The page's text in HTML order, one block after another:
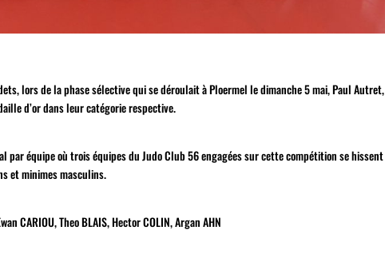
lors de la phase sélective qui se déroulait à Ploermel le dimanche 5 mai, Paul Autret,
d’or dans leur catégorie respective.
par équipe où trois équipes du Judo Club 56 engagées sur cette compétition se hissent
et minimes masculins.
CARIOU, Theo BLAIS, Hector COLIN, Argan AHN